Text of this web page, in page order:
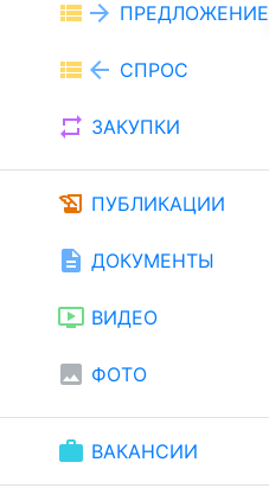
view_list arrow_forward ПРЕДЛОЖЕНИЕ
view_list arrow_back СПРОС
repeat ЗАКУПКИ
history_edu ПУБЛИКАЦИИ
description ДОКУМЕНТЫ
ondemand_video ВИДЕО
image ФОТО
work ВАКАНСИИ